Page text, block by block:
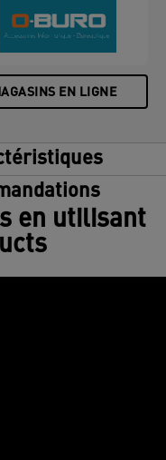
250 microns,
EN LIGNE
en utilisant